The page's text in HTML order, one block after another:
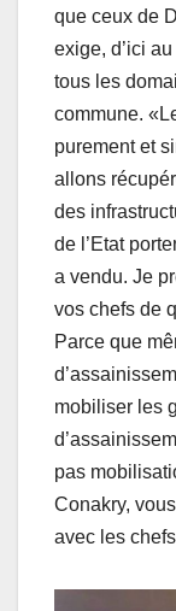
que ceux de
exige, d’ici
tous les
commune.
purement et
allons
des
de l’Etat
a vendu. Je
vos chefs de
Parce que
mobiliser les
pas
Conakry,
avec les